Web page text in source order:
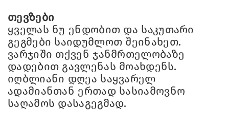
თევზები
ყველას ნუ ენდობით და საკუთარი
გეგმები საიდუმლოთ შეინახეთ.
ვარჯიში თქვენ ჯანმრთელობაზე
დადებით გავლენას მოახდენს.
იღბლიანი დღეა საყვარელ
ადამიანთან ერთად სასიამოვნო
საღამოს დასაგეგმად.